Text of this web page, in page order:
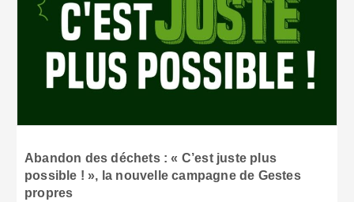
Abandon des déchets : « C’est juste plus
possible ! », la nouvelle campagne de Gestes
propres